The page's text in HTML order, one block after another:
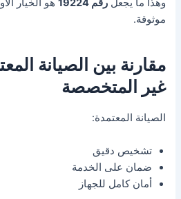
وهذا ما يجعلرقم 19224
هو الخيار
موثوقة.
مقارنة بين الصيانة
غير المتخصصة
الصيانة المعتمدة:
تشخيص دقيق
ضمان على الخدمة
أمان كامل للجهاز